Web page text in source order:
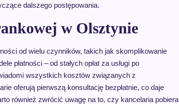
dalszego postępowania.
w Olsztynie
od wielu czynników, takich jak skomplikowanie
płatności – od stałych opłat za usługi po
wszystkich kosztów związanych z
oferują pierwszą konsultację bezpłatnie, co daje
również zwrócić uwagę na to, czy kancelaria pobiera